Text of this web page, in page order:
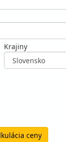
Krajiny
ceny